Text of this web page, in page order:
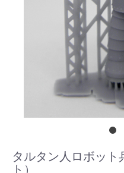
タルタン人ロボット
ト）